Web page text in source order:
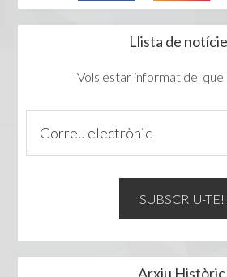
Llista de
Vols estar informat del que
Arxiu Històric